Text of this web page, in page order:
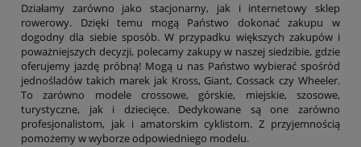
Działamy zarówno jako stacjonarny, jak i internetowy sklep
rowerowy. Dzięki temu mogą Państwo dokonać zakupu w
dogodny dla siebie sposób. W przypadku większych zakupów i
poważniejszych decyzji, polecamy zakupy w naszej siedzibie, gdzie
oferujemy jazdę próbną! Mogą u nas Państwo wybierać spośród
jednośladów takich marek jak Kross, Giant, Cossack czy Wheeler.
To zarówno modele crossowe, górskie, miejskie, szosowe,
turystyczne, jak i dziecięce. Dedykowane są one zarówno
profesjonalistom, jak i amatorskim cyklistom. Z przyjemnością
pomożemy w wyborze odpowiedniego modelu.